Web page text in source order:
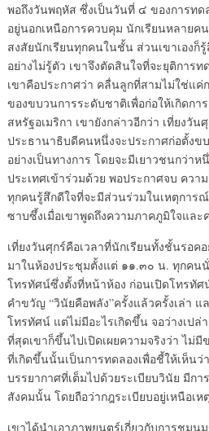
พอถึงวันพฤหัส ซึ่งเป็นวันที่ ๔ ของการทด
อยู่นอกเหนือการควบคุม นักเรียนหลายค
สงสัยนักเรียนทุกคนในชั้น ส่วนเขาเองก็
อย่างไม่รู้ตัว เขาจึงตัดสินใจที่จะยุติการ
เขาคือประกาศว่า คลื่นลูกที่สามไม่ใช่แค่
ของขบวนการระดับชาติเพื่อก่อให้เกิดกา
สหรัฐอเมริกา เขายังกล่าวอีกว่า เที่ยงวั
ประธานาธิบดีคนหนึ่งจะประกาศก่อตั้งข
อย่างเป็นทางการ โดยจะมีเยาวชนกว่า
ประเทศเข้าร่วมด้วย พอประกาศจบ ควา
ทุกคนรู้สึกดีใจที่จะมีส่วนร่วมในเหตุการ
ซาบซึ้งเมื่อเขาพูดถึงความภาคภูมิใจและ
เที่ยงวันศุกร์คือเวลาที่นักเรียนทั้งชั้นรอค
มาในห้องประชุมตั้งแต่ ๑๑.๓๐ น. ทุกคน
โทรทัศน์ซึ่งตั้งที่หน้าห้อง ก่อนเปิดโทรทัศ
คำขวัญ “วินัยคือพลัง”ครั้งแล้วครั้งเล่า แล
โทรทัศน์ แต่ไม่มีอะไรเกิดขึ้น จอว่างเปล่
ที่สุดเขาก็ขึ้นไปเปิดเผยความจริงว่า ไม่
ที่เกิดขึ้นนั้นเป็นการทดลองเพื่อชี้ให้เห็นว่
บรรยากาศที่เต็มไปด้วยระเบียบวินัย มีก
สังคมนั้น โดยถือว่ากฎระเบียบอยู่เหนือเห
เขาได้นำเอาภาพยนตร์เกี่ยวกับการชุมนุ